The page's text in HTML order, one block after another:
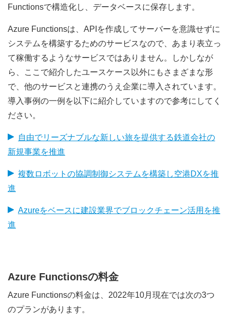
Functionsで構造化し、データベースに保存します。
Azure Functionsは、APIを作成してサーバーを意識せずに
システムを構築するためのサービスなので、あまり表立っ
て稼働するようなサービスではありません。しかしなが
ら、ここで紹介したユースケース以外にもさまざまな形
で、他のサービスと連携のうえ企業に導入されています。
導入事例の一例を以下に紹介していますので参考にしてく
ださい。
自由でリーズナブルな新しい旅を提供する鉄道会社の
新規事業を推進
複数ロボットの協調制御システムを構築し空港DXを推
進
Azureをベースに建設業界でブロックチェーン活用を推
進
Azure Functionsの料金
Azure Functionsの料金は、2022年10月現在では次の3つ
のプランがあります。